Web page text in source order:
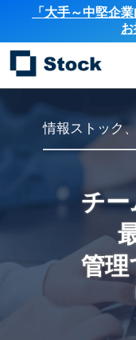
「大手～中堅企
情報ストック
チ
管